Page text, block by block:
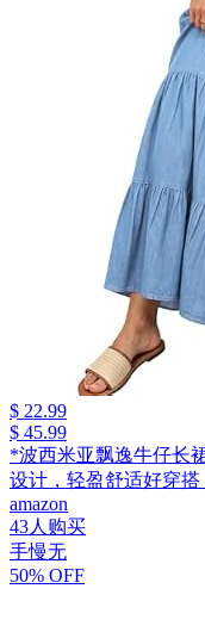
$ 22.99
$ 45.99
*波西米亚飘逸牛仔长
设计，轻盈舒适好穿搭
amazon
43人购买
手慢无
50% OFF